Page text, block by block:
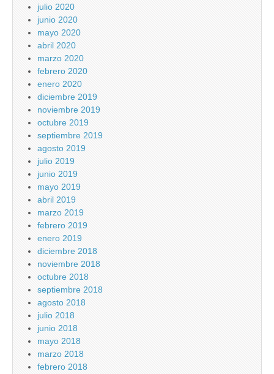
julio 2020
junio 2020
mayo 2020
abril 2020
marzo 2020
febrero 2020
enero 2020
diciembre 2019
noviembre 2019
octubre 2019
septiembre 2019
agosto 2019
julio 2019
junio 2019
mayo 2019
abril 2019
marzo 2019
febrero 2019
enero 2019
diciembre 2018
noviembre 2018
octubre 2018
septiembre 2018
agosto 2018
julio 2018
junio 2018
mayo 2018
marzo 2018
febrero 2018